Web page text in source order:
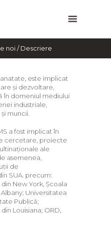
noi / Descriere
este implicat
și dezvoltare,
în domeniul mediului
industriale,
muncii.
a fost implicat în
cercetare, proiecte
ale
asemenea,
de
SUA. precum:
New York, Școala
Universitatea
Publică;
Louisiana; ORD,